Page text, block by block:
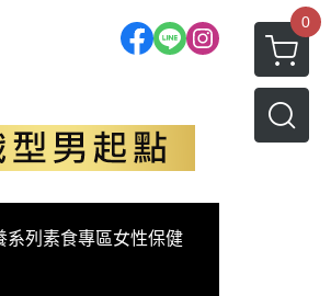
0
系列 素食專區女性保健